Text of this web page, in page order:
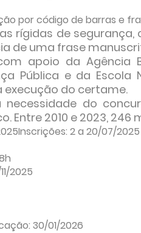
por código de barras e
rígidas de segurança,
de uma frase
apoio da Agência
Pública e da Escola
execução do certame.
do
Entre 2010 e 2023,
2 a 20/07/2025
2025
30/01/2026